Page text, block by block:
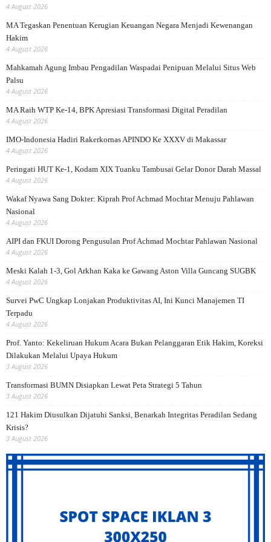
4 August 2026
MA Tegaskan Penentuan Kerugian Keuangan Negara Menjadi Kewenangan
Hakim
4 August 2026
Mahkamah Agung Imbau Pengadilan Waspadai Penipuan Melalui Situs Web
Palsu
4 August 2026
MA Raih WTP Ke-14, BPK Apresiasi Transformasi Digital Peradilan
4 August 2026
IMO-Indonesia Hadiri Rakerkornas APINDO Ke XXXV di Makassar
4 August 2026
Peringati HUT Ke-1, Kodam XIX Tuanku Tambusai Gelar Donor Darah Massal
4 August 2026
Wakaf Nyawa Sang Dokter: Kiprah Prof Achmad Mochtar Menuju Pahlawan
Nasional
4 August 2026
AIPI dan FKUI Dorong Pengusulan Prof Achmad Mochtar Pahlawan Nasional
4 August 2026
Meski Kalah 1-3, Gol Arkhan Kaka ke Gawang Aston Villa Guncang SUGBK
4 August 2026
Survei PwC Ungkap Lonjakan Produktivitas AI, Ini Kunci Manajemen TI
Terpadu
4 August 2026
Prof. Yanto: Kekeliruan Hukum Acara Bukan Pelanggaran Etik Hakim, Koreksi
Dilakukan Melalui Upaya Hukum
3 August 2026
Transformasi BUMN Disiapkan Lewat Peta Strategi 5 Tahun
3 August 2026
121 Hakim Diusulkan Dijatuhi Sanksi, Benarkah Integritas Peradilan Sedang
Krisis?
3 August 2026